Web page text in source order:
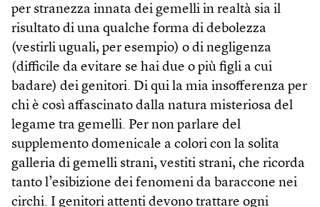
per stranezza innata dei gemelli in realtà sia il
risultato di una qualche forma di debolezza
(vestirli uguali, per esempio) o di negligenza
(difficile da evitare se hai due o più figli a cui
badare) dei genitori. Di qui la mia insofferenza per
chi è così affascinato dalla natura misteriosa del
legame tra gemelli. Per non parlare del
supplemento domenicale a colori con la solita
galleria di gemelli strani, vestiti strani, che ricorda
tanto l’esibizione dei fenomeni da baraccone nei
circhi. I genitori attenti devono trattare ogni